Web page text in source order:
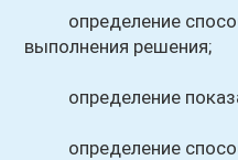
определение
выполнения решения;
определение
определение